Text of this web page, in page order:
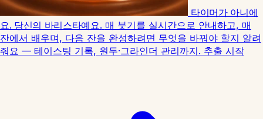
타이머가 아니에
요. 당신의 바리스타예요. 매 붓기를 실시간으로 안내하고, 매
잔에서 배우며, 다음 잔을 완성하려면 무엇을 바꿔야 할지 알려
줘요 — 테이스팅 기록, 원두·그라인더 관리까지. 추출 시작